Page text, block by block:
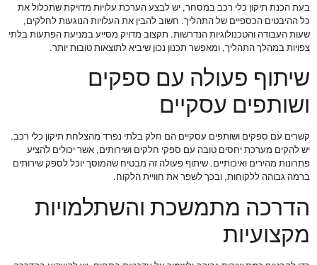
בעת הכנת תיקון כלי רכב במסחר, יש לבצע הערכת עלויות מדויקת שתכלול את
כל ההיבטים הכספיים של התהליך. חשוב להבין את העלויות הנוגעות לחלקים,
שעות העבודה והטכנולוגיות הנדרשות. תקצוב מדויק מסייע במניעת הפתעות בלתי
צפויות במהלך התהליך, ומאפשר תכנון נכון שיביא לתוצאות טובות יותר.
שיתוף פעולה עם ספקים
ושותפים עסקיים
קשרים עם ספקים ושותפים עסקיים הם חלק בלתי נפרד מהצלחת תיקון כלי רכב.
יש להקים מערכת יחסים טובה עם ספקי חלקים ושירותים, אשר יכולים להציע
פתרונות מהירים ואיכותיים. שיתוף פעולה זה מבטיח שהמוסך יוכל לספק שירותים
ברמה גבוהה ללקוחות, ובכך לשפר את חוויית הלקוח.
הדרכה מתמשכת והשתלמויות
מקצועיות